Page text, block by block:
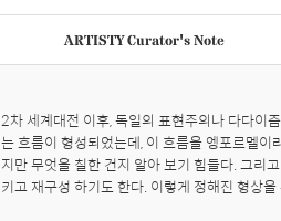
ARTISTY Curator's Note
2차 세계대전 이후, 독일의 표현주의나 다다이
는 흐름이 형성되었는데, 이 흐름을 엥포르멜
지만 무엇을 칠한 건지 알아 보기 힘들다. 그리
키고 재구성 하기도 한다. 이렇게 정해진 형상